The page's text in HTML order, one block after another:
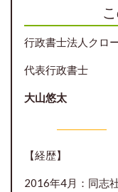
行政書士法人クロ
代表行政書士
大山悠太
【経歴】
2016年4月：同志